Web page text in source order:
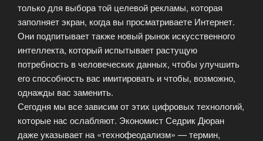
только для выбора той целевой рекламы, которая
заполняет экран, когда вы просматриваете Интернет.
Они подпитывает также новый рынок искусственного
интеллекта, который испытывает растущую
потребность в человеческих данных, чтобы улучшить
его способность вас имитировать и чтобы, возможно,
однажды вас заменить.
Сегодня мы все зависим от этих цифровых технологий,
которые нас ослабляют. Экономист Седрик Дюран
даже указывает на «технофеодализм» — термин,